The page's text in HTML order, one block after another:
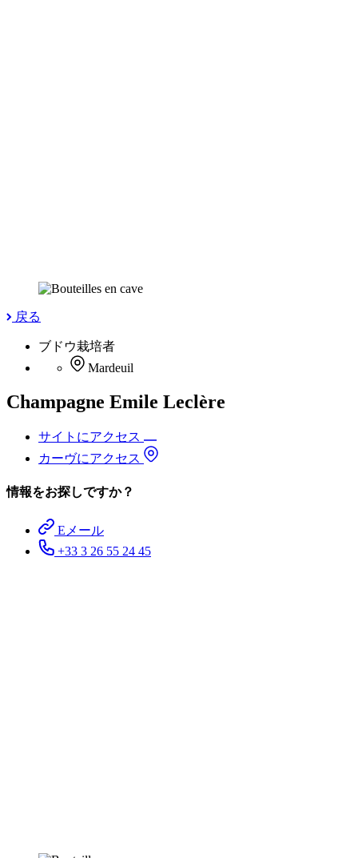
戻る
ブドウ栽培者
Mardeuil
Champagne Emile Leclère
サイトにアクセス
カーヴにアクセス
情報をお探しですか？
Eメール
+33 3 26 55 24 45